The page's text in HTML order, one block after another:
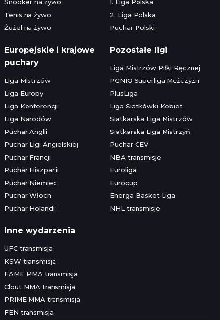
Snooker na żywo
Tenis na żywo
Żużel na żywo
1. Liga Polska
2. Liga Polska
Puchar Polski
Europejskie i krajowe
puchary
Liga Mistrzów
Liga Europy
Liga Konferencji
Liga Narodów
Puchar Anglii
Puchar Ligi Angielskiej
Puchar Francji
Puchar Hiszpanii
Puchar Niemiec
Puchar Włoch
Puchar Holandii
Pozostałe ligi
Liga Mistrzów Piłki Ręcznej
PGNIG Superliga Mężczyzn
PlusLiga
Liga Siatkówki Kobiet
Siatkarska Liga Mistrzów
Siatkarska Liga Mistrzyń
Puchar CEV
NBA transmisje
Euroliga
Eurocup
Energa Basket Liga
NHL transmisje
Inne wydarzenia
UFC transmisja
KSW transmisja
FAME MMA transmisja
Clout MMA transmisja
PRIME MMA transmisja
FEN transmisja